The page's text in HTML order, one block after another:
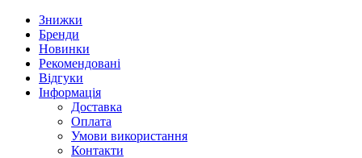
Знижки
Бренди
Новинки
Рекомендовані
Відгуки
Інформація
Доставка
Оплата
Умови використання
Контакти